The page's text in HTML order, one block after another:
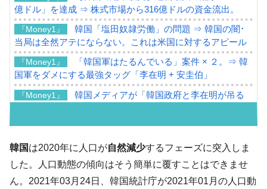
億ドル」を達成 ⇒ 株式市場から316億ドルの資金流出。
『Money1』
韓国「塩田奴隷労働」の問題 ⇒ 韓国の闇･
当局は全然アテにならない。これは米国に対するアピール
『Money1』
「韓国軍はたるんでいる」案件 × ２。⇒ 韓
国軍をダメにする最強タッグ「李在明 + 安圭伯」
『Money1』
韓国メディアが「韓国政府と李在明が吊る
『Money1』
韓国07月･物価指数「2.8％」に低下 ⇒ 実は
コアコアは上がった。
『Money1』
韓国･猛暑でソウル市全域「猛暑重大警報」
韓国は2020年に人口が自然減少するフェーズに突入しま
した。人口動態の傾向はそう簡単に覆すことはできませ
ん。2021年03月24日、韓国統計庁が2021年01月の人口動